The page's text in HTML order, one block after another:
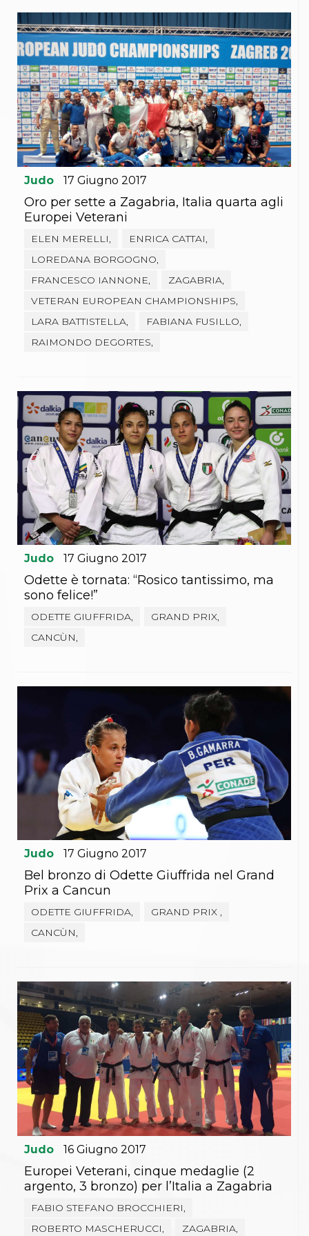
Sportello Fiscale
News
Modulistica
FAQ
Quesiti fiscali
Sostenibilità
Documenti
Judo 17 Giugno 2017
Oro per sette a Zagabria, Italia quarta agli
Europei Veterani
ELEN MERELLI,
ENRICA CATTAI,
LOREDANA BORGOGNO,
FRANCESCO IANNONE,
ZAGABRIA,
VETERAN EUROPEAN CHAMPIONSHIPS,
LARA BATTISTELLA,
FABIANA FUSILLO,
RAIMONDO DEGORTES,
Judo 17 Giugno 2017
Odette è tornata: “Rosico tantissimo, ma
sono felice!”
ODETTE GIUFFRIDA,
GRAND PRIX,
CANCÙN,
Judo 17 Giugno 2017
Bel bronzo di Odette Giuffrida nel Grand
Prix a Cancun
ODETTE GIUFFRIDA,
GRAND PRIX ,
CANCÙN,
Judo 16 Giugno 2017
Europei Veterani, cinque medaglie (2
argento, 3 bronzo) per l’Italia a Zagabria
FABIO STEFANO BROCCHIERI,
ROBERTO MASCHERUCCI,
ZAGABRIA,